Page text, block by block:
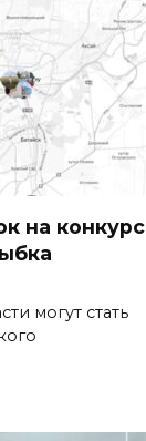
на конкурс
могут стать